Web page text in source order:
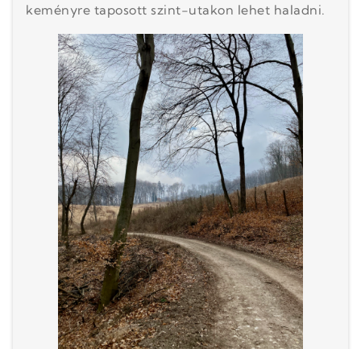
keményre taposott szint-utakon lehet haladni.